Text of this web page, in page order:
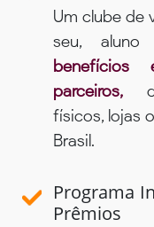
Um clube de
seu, aluno
parceiros,
físicos, lojas
Brasil.
Programa
Prêmios